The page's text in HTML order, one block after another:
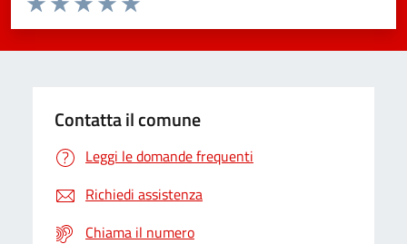
Valuta 5 stelle su 5
Valuta 4 stelle su 5
Valuta 3 stelle su 5
Valuta 2 stelle su 5
Valuta 1 stelle su 5
Contatta il comune
Leggi le domande frequenti
Richiedi assistenza
Chiama il numero